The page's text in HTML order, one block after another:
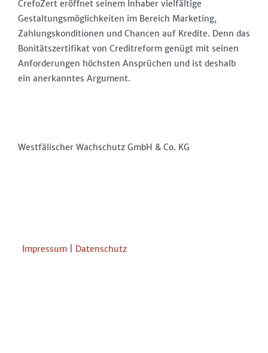
CrefoZert eröffnet seinem Inhaber vielfältige
Gestaltungsmöglichkeiten im Bereich Marketing,
Zahlungskonditionen und Chancen auf Kredite. Denn das
Bonitätszertifikat von Creditreform genügt mit seinen
Anforderungen höchsten Ansprüchen und ist deshalb
ein anerkanntes Argument.
Westfälischer Wachschutz GmbH & Co. KG
Impressum Datenschutz